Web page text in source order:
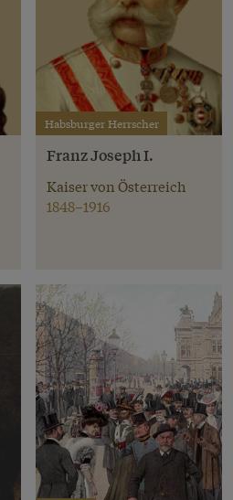
Habsburger Herrscher
Franz Joseph I.
Kaiser von Österreich
1848–1916